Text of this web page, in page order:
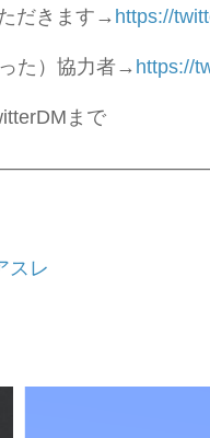
だきます→ https://
た）協力者→ https://
まで
スレ